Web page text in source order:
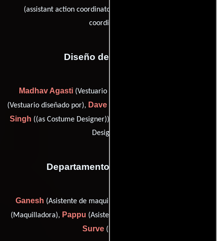
(assistant action coordinator) y
coordinator)
Diseño de vestuario
Madhav Agasti(Vestuario diseñado por),
(Vestuario diseñado por), Dave
Singh ((as Costume Designer)) y
Designer))
Departamento de maquillaje
Ganesh (Asistente de maquillaje),
(Maquilladora), Pappu (Asistente de maquillaje) y
Surve(Estilista)